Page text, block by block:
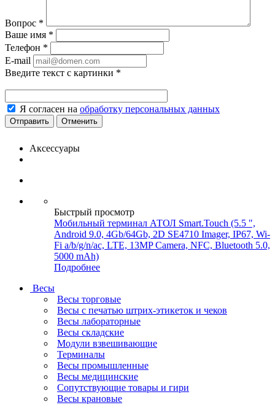
Вопрос *
Ваше имя *
Телефон *
E-mail
Введите текст с картинки *
Я согласен на обработку персональных данных
Отменить
Аксессуары
Быстрый просмотр
Мобильный терминал АТОЛ Smart.Touch (5.5 ",
Android 9.0, 4Gb/64Gb, 2D SE4710 Imager, IP67, Wi-
Fi a/b/g/n/ac, LTE, 13MP Camera, NFC, Bluetooth 5.0,
5000 mAh)
Подробнее
Весы
Весы торговые
Весы с печатью штрих-этикеток и чеков
Весы лабораторные
Весы складские
Модули взвешивающие
Терминалы
Весы промышленные
Весы медицинские
Сопутствующие товары и гири
Весы крановые